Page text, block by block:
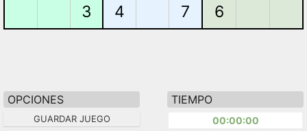
3
4 7 6
OPCIONES
GUARDAR JUEGO
TIEMPO
00:00:00